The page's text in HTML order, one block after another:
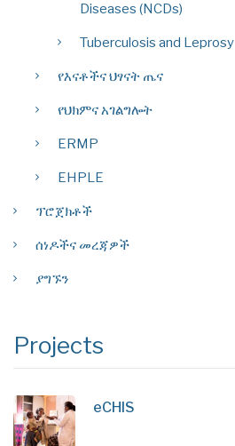
Diseases (NCDs)
Tuberculosis and Leprosy
የእናቶችና ህፃናት ጤና
የህክምና አገልግሎት
ERMP
EHPLE
ፕሮጀክቶች
ሰነዶችና መረጃዎች
ያግኙን
Projects
eCHIS